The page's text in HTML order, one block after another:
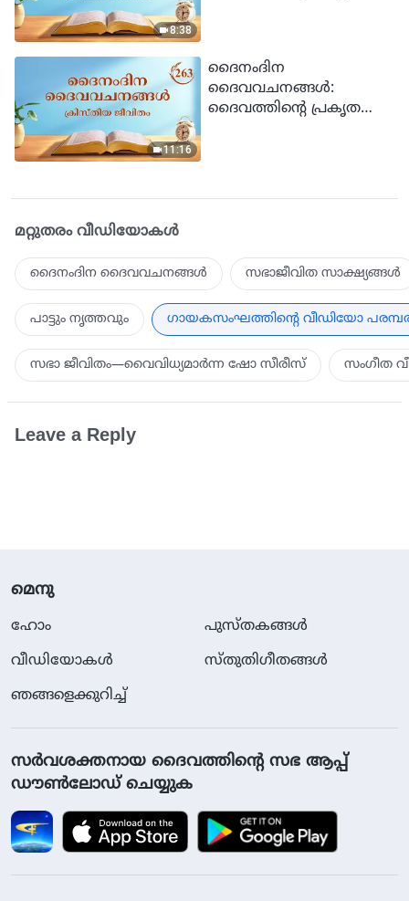
8:38
11:16
ദൈനംദിന
ദൈവവചനങ്ങള്‍:
ദൈവത്തിന്‍റെ പ്രകൃതവും
മറ്റുതരം വീഡിയോകള്‍
ദൈനംദിന ദൈവവചനങ്ങള്‍ സഭാജീവിത സാക്ഷ്യങ്ങൾ
പാട്ടും നൃത്തവും ഗായകസംഘത്തിന്‍റെ വീഡിയോ
സഭാ ജീവിതം—വൈവിധ്യമാർന്ന ഷോ സീരീസ് സംഗീത
Leave a Reply
മെനു
ഹോം
പുസ്തകങ്ങള്‍
വീഡിയോകള്‍
സ്തുതിഗീതങ്ങള്‍
ഞങ്ങളെക്കുറിച്ച്
സര്‍വശക്തനായ ദൈവത്തിൻ്റെ സഭ ആപ്പ്
ഡൗൺലോഡ് ചെയ്യുക